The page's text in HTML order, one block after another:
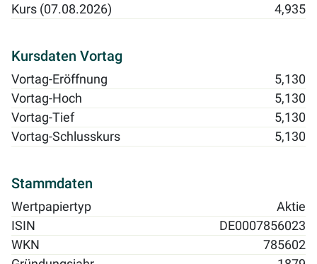
Kurs (07.08.2026)
4,935
Kursdaten Vortag
Vortag-Eröffnung
5,130
Vortag-Hoch
5,130
Vortag-Tief
5,130
Vortag-Schlusskurs
5,130
Stammdaten
Wertpapiertyp
Aktie
ISIN
DE0007856023
WKN
785602